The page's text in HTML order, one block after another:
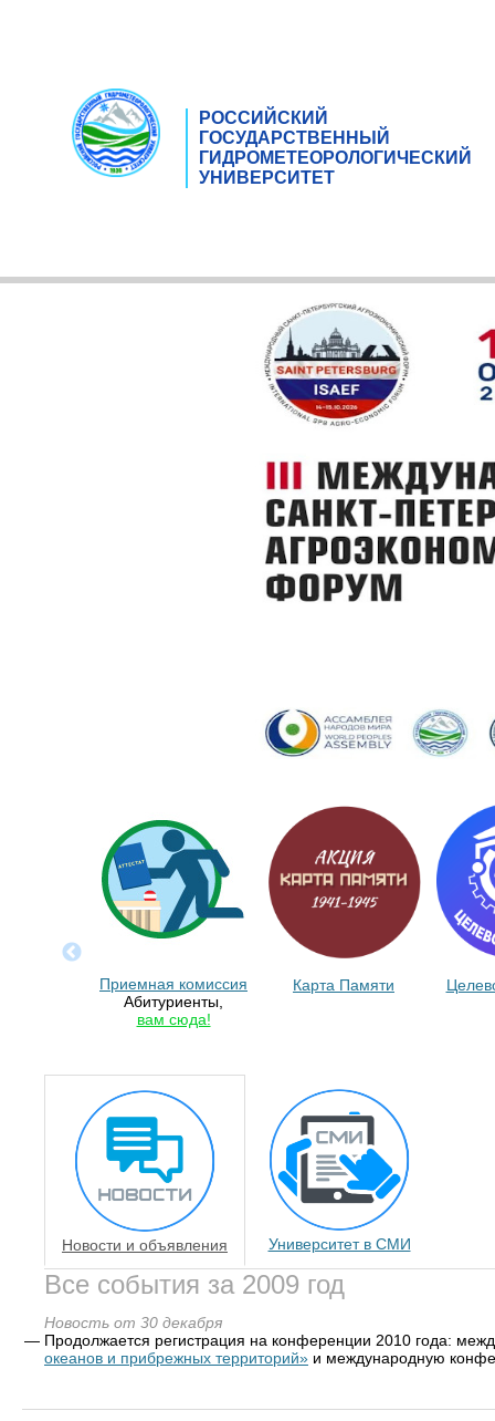
РОССИЙСКИЙ
ГОСУДАРСТВЕННЫЙ
ГИДРОМЕТЕОРОЛОГИЧЕСКИЙ
УНИВЕРСИТЕТ
Приемная комиссия
Абитуриенты,
вам сюда!
Карта Памяти
Новости и объявления Университет в СМИ
Все события за 2009 год
Новость от 30 декабря
— Продолжается регистрация на конференции 2010 года:
океанов и прибрежных территорий» и международную